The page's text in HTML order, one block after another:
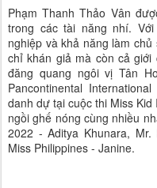
Phạm Thanh Thảo Vân
trong các tài năng nhí.
nghiệp và khả năng làm
chỉ khán giả mà còn cả giới
đăng quang ngôi vị Tân
Pancontinental
danh dự tại cuộc thi Miss
ngồi ghế nóng cùng nhiều
2022 - Aditya Khunara,
Miss Philippines - Janine.